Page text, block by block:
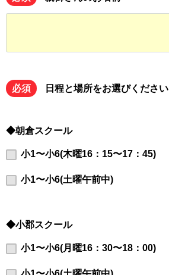
必須 日程と場所をお選びください
◆朝倉スクール
小1〜小6(木曜16：15〜17：45)
小1〜小6(土曜午前中)
◆小郡スクール
小1〜小6(月曜16：30〜18：00)